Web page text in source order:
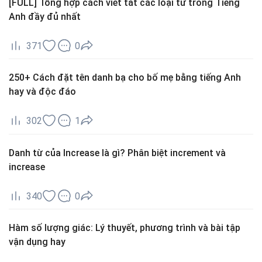
[FULL] Tổng hợp cách viết tắt các loại từ trong Tiếng
Anh đầy đủ nhất
371 0
250+ Cách đặt tên danh bạ cho bố mẹ bằng tiếng Anh
hay và độc đáo
302 1
Danh từ của Increase là gì? Phân biệt increment và
increase
340 0
Hàm số lượng giác: Lý thuyết, phương trình và bài tập
vận dụng hay